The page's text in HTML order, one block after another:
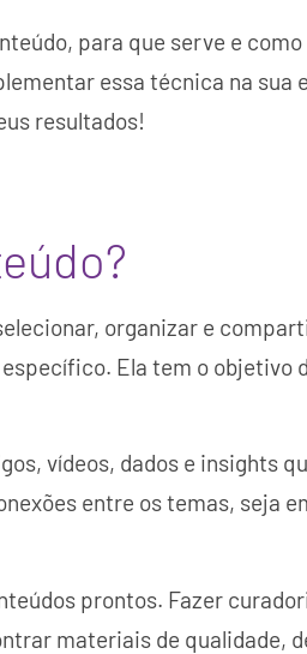
para que serve e
essa técnica na sua
resultados!
organizar e
Ela tem o objetivo
vídeos, dados e insights
entre os temas, seja
prontos. Fazer
materiais de qualidade,